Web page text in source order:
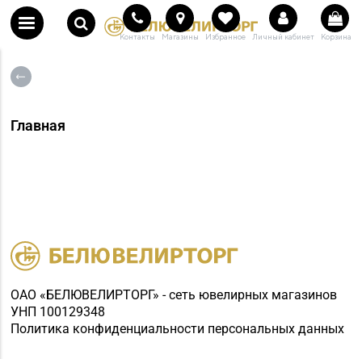
Контакты Магазины Избранное Личный кабинет Корзина
Главная
ОАО «БЕЛЮВЕЛИРТОРГ» - сеть ювелирных магазинов
УНП 100129348
Политика конфиденциальности персональных данных